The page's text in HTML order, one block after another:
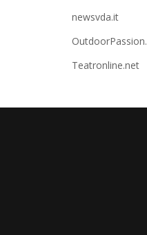
newsvda.it
Teatronline.net